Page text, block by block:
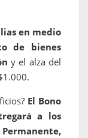
en medio
de bienes
y el alza del
El Bono
a los